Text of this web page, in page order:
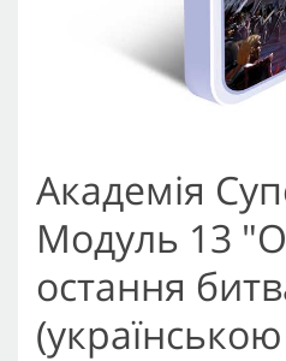
Академія
Модуль 13
остання